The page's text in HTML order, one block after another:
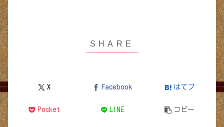
X Facebook はてブ
Pocket LINE コピー